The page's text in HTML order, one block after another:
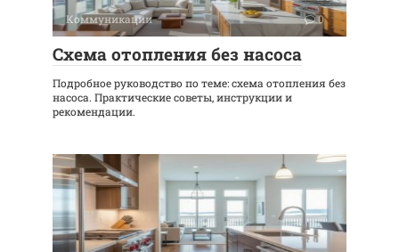
Коммуникации 0
Схема отопления без насоса
Подробное руководство по теме: схема отопления без
насоса. Практические советы, инструкции и
рекомендации.